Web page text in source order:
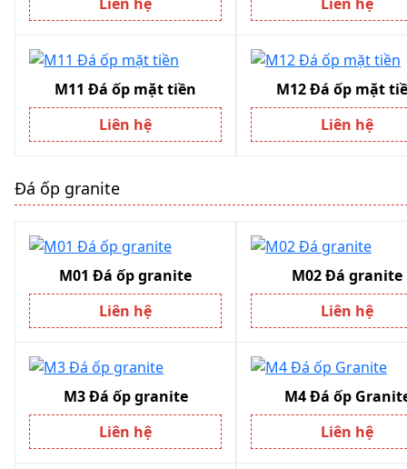
M11 Đá ốp mặt tiền
Liên hệ
M12 Đá ốp mặt
Liên hệ
Đá ốp granite
M01 Đá ốp granite
Liên hệ
M02 Đá granite
Liên hệ
M3 Đá ốp granite
Liên hệ
M4 Đá ốp
Liên hệ